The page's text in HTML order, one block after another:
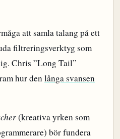
att samla talang på ett
filtreringsverktyg som
Chris ”Long Tail”
hur denlånga svansen
(kreativa yrken som
bör fundera